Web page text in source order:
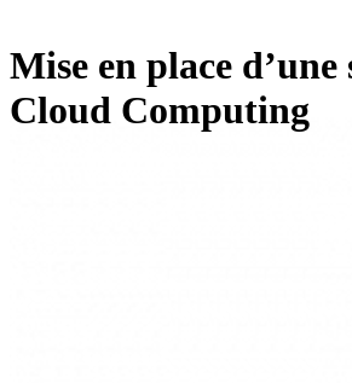
Mise en place
Cloud Computing